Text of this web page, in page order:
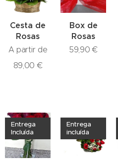
Cesta de
Rosas
A partir de
89,00 €
Box de
Rosas
59,90 €
Entrega
Incluída
Entrega
incluída